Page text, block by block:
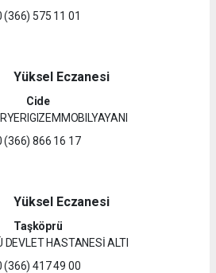
(366) 575 11 01
Yüksel Eczanesi
Cide
(366) 866 16 17
Yüksel Eczanesi
Taşköprü
DEVLET HASTANESİ ALTI
(366) 417 49 00